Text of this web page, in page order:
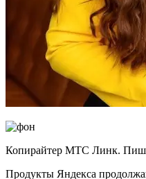
Копирайтер МТС Линк.
Продукты Яндекса